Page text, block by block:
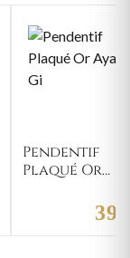
Pendentif
Plaqué Or
39